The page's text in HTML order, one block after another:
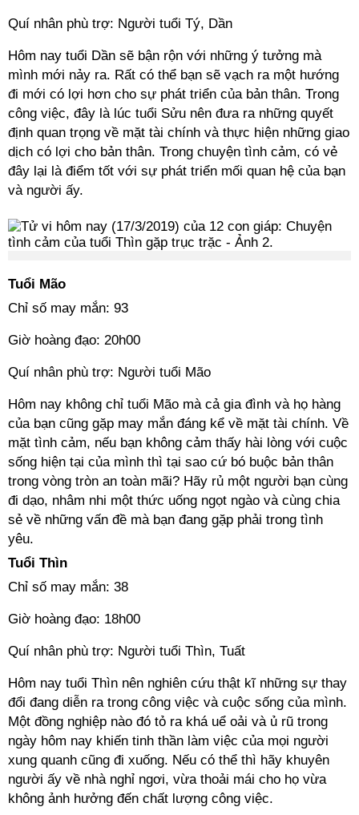
Quí nhân phù trợ: Người tuổi Tý, Dần
Hôm nay tuổi Dần sẽ bận rộn với những ý tưởng mà
mình mới nảy ra. Rất có thể bạn sẽ vạch ra một hướng
đi mới có lợi hơn cho sự phát triển của bản thân. Trong
công việc, đây là lúc tuổi Sửu nên đưa ra những quyết
định quan trọng về mặt tài chính và thực hiện những giao
dịch có lợi cho bản thân. Trong chuyện tình cảm, có vẻ
đây lại là điểm tốt với sự phát triển mối quan hệ của bạn
và người ấy.
Tuổi Mão
Chỉ số may mắn: 93
Giờ hoàng đạo: 20h00
Quí nhân phù trợ: Người tuổi Mão
Hôm nay không chỉ tuổi Mão mà cả gia đình và họ hàng
của bạn cũng gặp may mắn đáng kể về mặt tài chính. Về
mặt tình cảm, nếu bạn không cảm thấy hài lòng với cuộc
sống hiện tại của mình thì tại sao cứ bó buộc bản thân
trong vòng tròn an toàn mãi? Hãy rủ một người bạn cùng
đi dạo, nhâm nhi một thức uống ngọt ngào và cùng chia
sẻ về những vấn đề mà bạn đang gặp phải trong tình
yêu.
Tuổi Thìn
Chỉ số may mắn: 38
Giờ hoàng đạo: 18h00
Quí nhân phù trợ: Người tuổi Thìn, Tuất
Hôm nay tuổi Thìn nên nghiên cứu thật kĩ những sự thay
đổi đang diễn ra trong công việc và cuộc sống của mình.
Một đồng nghiệp nào đó tỏ ra khá uể oải và ủ rũ trong
ngày hôm nay khiến tinh thần làm việc của mọi người
xung quanh cũng đi xuống. Nếu có thể thì hãy khuyên
người ấy về nhà nghỉ ngơi, vừa thoải mái cho họ vừa
không ảnh hưởng đến chất lượng công việc.